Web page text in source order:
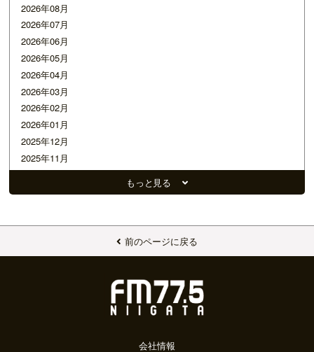
2026年08月
2026年07月
2026年06月
2026年05月
2026年04月
2026年03月
2026年02月
2026年01月
2025年12月
2025年11月
2025年10月
2025年07月
2025年05月
もっと見る
前のページに戻る
会社情報